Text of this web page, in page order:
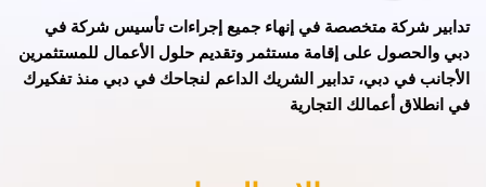
تدابير شركة متخصصة في إنهاء جميع إجراءات تأسيس شركة في
دبي و الحصول على إقامة مستثمر وتقديم حلول الأعمال للمستثمرين
الأجانب في دبي، تدابير الشريك الداعم لنجاحك في دبي منذ تفكيرك
في انطلاق أعمالك التجارية